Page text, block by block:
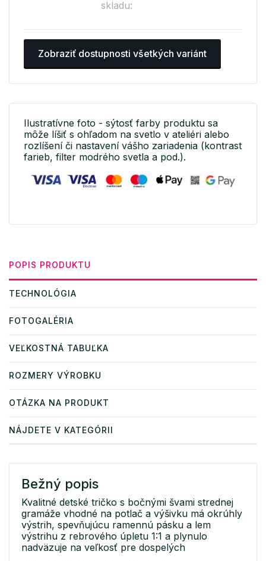
skladu:
Zobraziť dostupnosti všetkých variánt
Ilustratívne foto - sýtosť farby produktu sa
môže líšiť s ohľadom na svetlo v ateliéri alebo
rozlíšení či nastavení vášho zariadenia (kontrast
farieb, filter modrého svetla a pod.).
POPIS PRODUKTU
TECHNOLÓGIA
FOTOGALÉRIA
VEĽKOSTNÁ TABUĽKA
ROZMERY VÝROBKU
OTÁZKA NA PRODUKT
NÁJDETE V KATEGÓRII
Bežný popis
Kvalitné detské tričko s bočnými švami strednej
gramáže vhodné na potlač a výšivku má okrúhly
výstrih, spevňujúcu ramennú pásku a lem
výstrihu z rebrového úpletu 1:1 a plynulo
nadväzuje na veľkosť pre dospelých